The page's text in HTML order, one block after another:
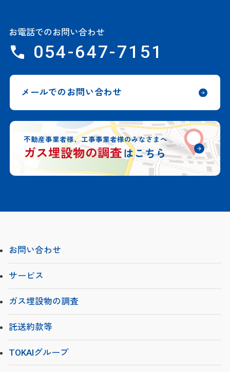
お電話でのお問い合わせ
054-647-7151
メールでのお問い合わせ
不動産事業者様、工事事業者様のみなさまへ
ガス埋設物の調査はこちら
お問い合わせ
サービス
ガス埋設物の調査
託送約款等
TOKAIグループ